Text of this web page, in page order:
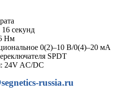
секунд
Нм
0(2)–10 В/0(4)–20 мА
SPDT
24V AC/DC
russia.ru